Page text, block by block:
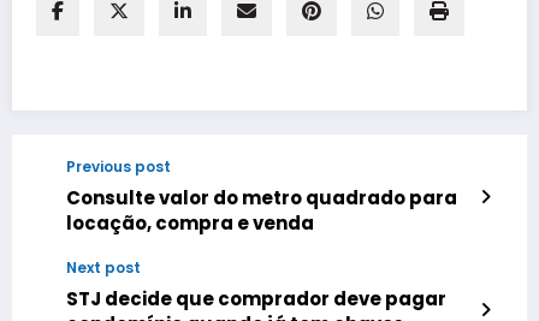
Previous post
Consulte valor do metro quadrado para
locação, compra e venda
Next post
STJ decide que comprador deve pagar